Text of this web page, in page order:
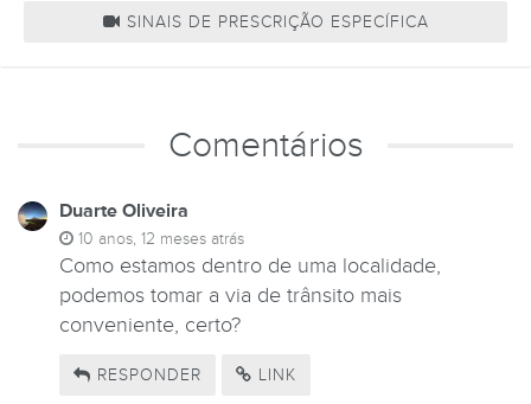
SINAIS DE PRESCRIÇÃO ESPECÍFICA
Comentários
Duarte Oliveira
10 anos, 12 meses atrás
Como estamos dentro de uma localidade,
podemos tomar a via de trânsito mais
conveniente, certo?
RESPONDER LINK